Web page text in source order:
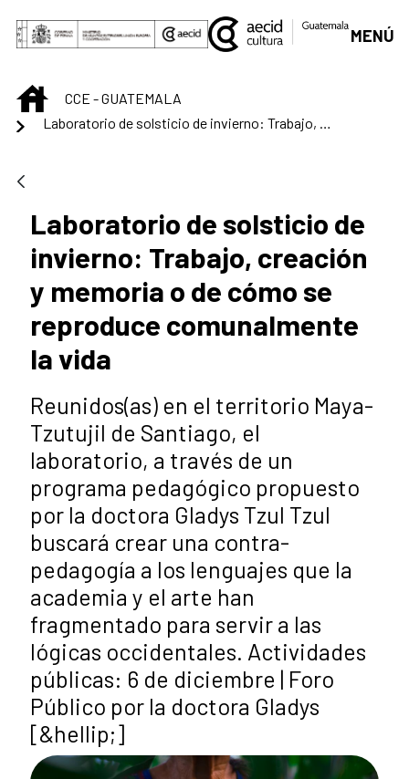
Saltar al contenido principal
MENÚ
INICIOCCE - GUATEMALA
Laboratorio de solsticio de
invierno: Trabajo, creación
y memoria o de cómo se
reproduce comunalmente
la vida
Reunidos(as) en el territorio Maya-
Tzutujil de Santiago, el
laboratorio, a través de un
programa pedagógico propuesto
por la doctora Gladys Tzul Tzul
buscará crear una contra-
pedagogía a los lenguajes que la
academia y el arte han
fragmentado para servir a las
lógicas occidentales. Actividades
públicas: 6 de diciembre | Foro
Público por la doctora Gladys
[&hellip;]